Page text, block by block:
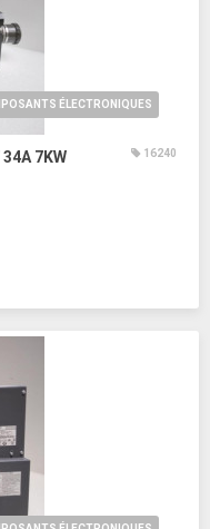
ÉLECTRONIQUES
7KW 16240